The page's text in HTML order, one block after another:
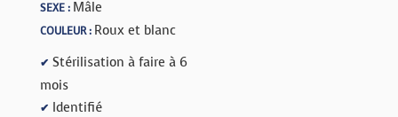
SEXE : Mâle
COULEUR : Roux et blanc
✔ Stérilisation à faire à 6
mois
✔ Identifié